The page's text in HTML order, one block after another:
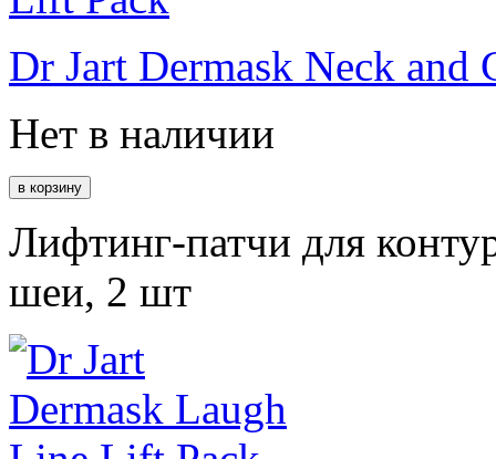
Dr Jart Dermask Neck and
Нет в наличии
Лифтинг-патчи для
шеи, 2 шт